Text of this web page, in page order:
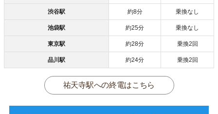
渋谷駅 約8分 乗換なし
池袋駅 約25分 乗換なし
東京駅 約28分 乗換2回
品川駅 約24分 乗換2回
祐天寺駅への終電はこちら